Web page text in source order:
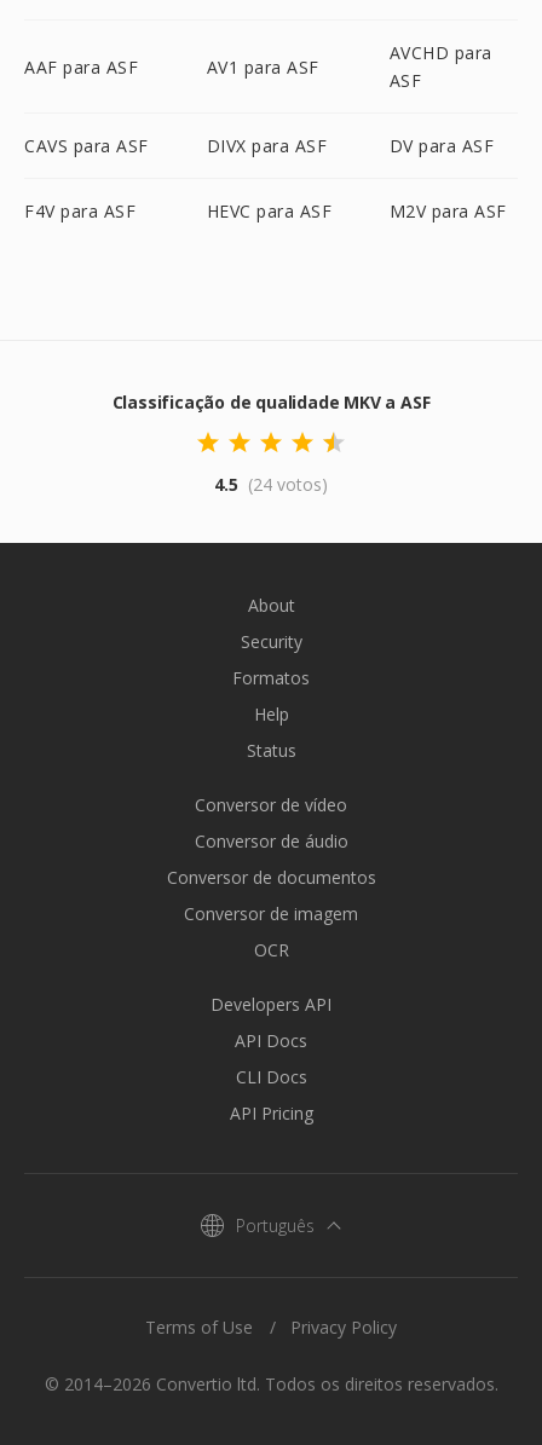
AAF para ASF AV1 para ASF
AVCHD para
ASF
CAVS para ASF DIVX para ASF DV para ASF
F4V para ASF HEVC para ASF M2V para ASF
Classificação de qualidade MKV a ASF
4.5 (24 votos)
About
Security
Formatos
Help
Status
Conversor de vídeo
Conversor de áudio
Conversor de documentos
Conversor de imagem
OCR
Developers API
API Docs
CLI Docs
API Pricing
Português
© 2014–2026 Convertio ltd. Todos os direitos reservados.
Terms of Use Privacy Policy